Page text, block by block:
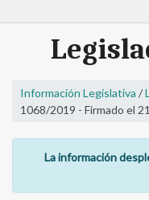
Información Legislativa /
1068/2019 - Firmado el
La información